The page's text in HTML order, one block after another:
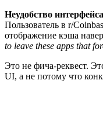
Неудобство
Пользователь в r/
отображение кэша
to leave these apps that
Это не фича-реквест.
UI, а не потому что